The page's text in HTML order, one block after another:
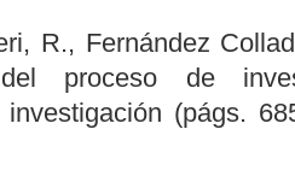
R., Fernández
proceso de
(págs.